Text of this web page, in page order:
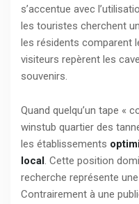
s’accentue avec
les touristes cherchent
les résidents comparent
visiteurs repèrent les
souvenirs.
Quand quelqu’un tape «
winstub quartier des
les établissements
local . Cette position
recherche représente
Contrairement à une